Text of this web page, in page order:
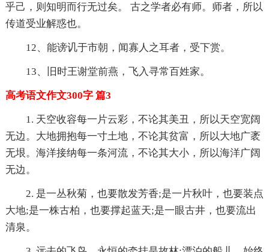
乎己，则知明而行无过矣。 古之学者必有师。师者，所以
传道受业解惑也。
12、能谤讥于市朝，闻寡人之耳者，受下赏。
13、旧时王谢堂前燕，飞入寻常百姓家。
高考语文作文300字 篇3
1. 天空收容每一片云彩，不论其美丑，所以天空宽阔
无边。大地拥抱每一寸土地，不论其贫富，所以大地广袤
无垠。海洋接纳每一条河流，不论其大小，所以海洋广阔
无边。
2. 是一丛秋菊，也要散发芳香;是一片秋叶，也要装点
大地;是一株古柏，也要撑起蓝天;是一眼古井，也要流出
清泉。